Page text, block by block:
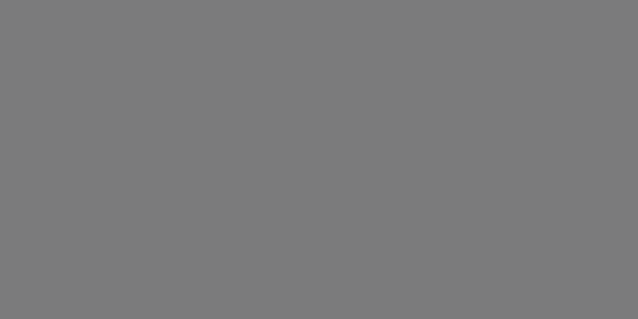
transformable en chambre à coucher / suite parentale avec
à travers la vallée de l’Alzette
une voiture, et il y a plusieurs emplacements publics dans
semi-enterré servant comme cave, avec une hauteur sous